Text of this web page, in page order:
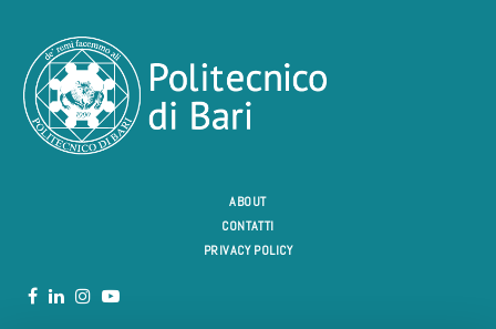
ABOUT
CONTATTI
PRIVACY POLICY